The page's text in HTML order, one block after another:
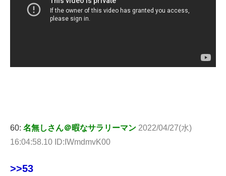
60: 名無しさん＠暇なサラリーマン 2022/04/27(水)
16:04:58.10 ID:IWmdmvK00
>>53